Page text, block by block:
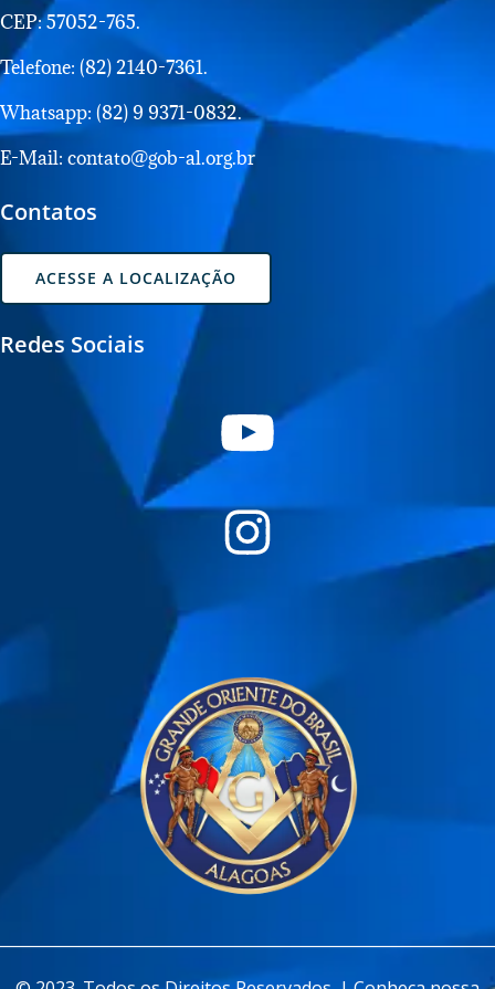
CEP: 57052-765.
Telefone: (82) 2140-7361.
Whatsapp: (82) 9 9371-0832.
E-Mail: contato@gob-al.org.br
Contatos
ACESSE A LOCALIZAÇÃO
Redes Sociais